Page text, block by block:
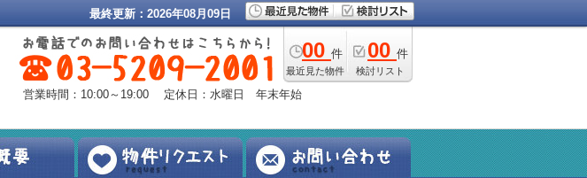
最終更新：2026年08月09日
00 件
最近見た物件
00 件
検討リスト
営業時間：10:00～19:00 定休日：水曜日 年末年始